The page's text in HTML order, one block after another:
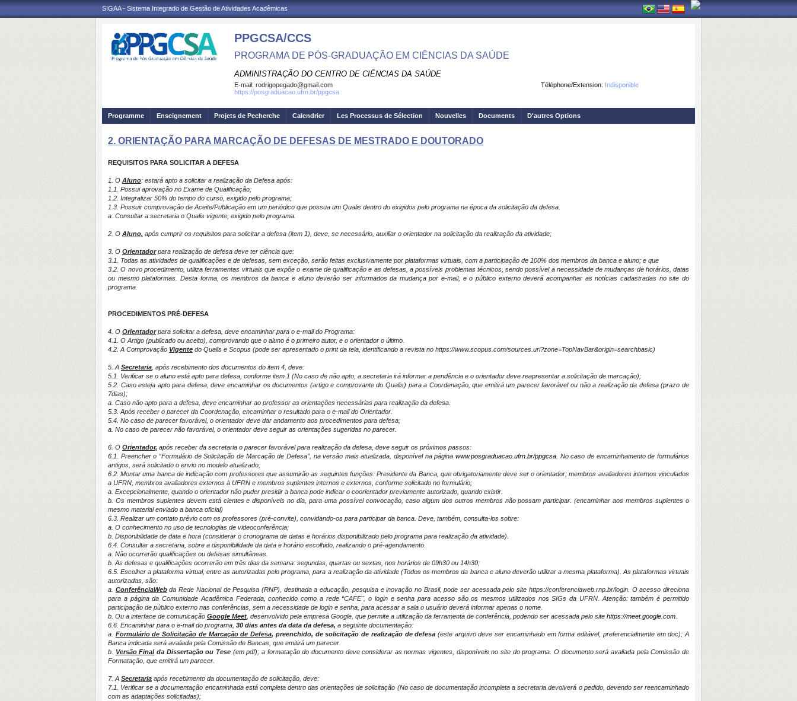
SIGAA - Sistema Integrado de Gestão de Atividades Acadêmicas
PPGCSA/CCS
PROGRAMA DE PÓS-GRADUAÇÃO EM CIÊNCIAS DA SAÚDE
ADMINISTRAÇÃO DO CENTRO DE CIÊNCIAS DA SAÚDE
Téléphone/Extension: Indisponible
E-mail: rodrigopegado@gmail.com
https://posgraduacao.ufrn.br/ppgcsa
Programme Enseignement Projets de Pecherche Calendrier Les Processus de Sélection Nouvelles Documents D'autres Options
2. ORIENTAÇÃO PARA MARCAÇÃO DE DEFESAS DE MESTRADO E DOUTORADO
REQUISITOS PARA SOLICITAR A DEFESA
1. O Aluno: estará apto a solicitar a realização da Defesa após:
1.1. Possui aprovação no Exame de Qualificação;
1.2. Integralizar 50% do tempo do curso, exigido pelo programa;
1.3. Possuir comprovação de Aceite/Publicação em um periódico que possua um Qualis dentro do exigidos pelo programa na época da solicitação da defesa.
a. Consultar a secretaria o Qualis vigente, exigido pelo programa.
2. O Aluno, após cumprir os requisitos para solicitar a defesa (item 1), deve, se necessário, auxiliar o orientador na solicitação da realização da atividade;
3. O Orientadorpara realização de defesa deve ter ciência que:
3.1. Todas as atividades de qualificações e de defesas, sem exceção, serão feitas exclusivamente por plataformas virtuais, com a participação de 100% dos membros da banca e aluno; e que
3.2. O novo procedimento, utiliza ferramentas virtuais que expõe o exame de qualificação e as defesas, a possíveis problemas técnicos, sendo possível a necessidade de mudanças de horários, datas
ou mesmo plataformas. Desta forma, os membros da banca e aluno deverão ser informados da mudança por e-mail, e o público externo deverá acompanhar as notícias cadastradas no site do
programa.
PROCEDIMENTOS PRÉ-DEFESA
4. O Orientadorpara solicitar a defesa, deve encaminhar para o e-mail do Programa:
4.1. O Artigo (publicado ou aceito), comprovando que o aluno é o primeiro autor, e o orientador o último.
4.2. A Comprovação Vigente do Qualis e Scopus (pode ser apresentado o print da tela, identificando a revista no https://www.scopus.com/sources.uri?zone=TopNavBar&origin=searchbasic)
5. A Secretaria , após recebimento dos documentos do item 4, deve:
5.1. Verificar se o aluno está apto para defesa, conforme item 1 (No caso de não apto, a secretaria irá informar a pendência e o orientador deve reapresentar a solicitação de marcação);
5.2. Caso esteja apto para defesa, deve encaminhar os documentos (artigo e comprovante do Qualis) para a Coordenação, que emitirá um parecer favorável ou não a realização da defesa (prazo de
7dias);
a. Caso não apto para a defesa, deve encaminhar ao professor as orientações necessárias para realização da defesa.
5.3. Após receber o parecer da Coordenação, encaminhar o resultado para o e-mail do Orientador.
5.4. No caso de parecer favorável, o orientador deve dar andamento aos procedimentos para defesa;
a. No caso de parecer não favorável, o orientador deve seguir as orientações sugeridas no parecer.
6. O Orientador, após receber da secretaria o parecer favorável para realização da defesa, deve seguir os próximos passos:
6.1. Preencher o “Formulário de Solicitação de Marcação de Defesa”, na versão mais atualizada, disponível na páginawww.posgraduacao.ufrn.br/ppgcsa . No caso de encaminhamento de formulários
antigos, será solicitado o envio no modelo atualizado;
6.2. Montar uma banca de indicação com professores que assumirão as seguintes funções: Presidente da Banca, que obrigatoriamente deve ser o orientador; membros avaliadores internos vinculados
a UFRN, membros avaliadores externos à UFRN e membros suplentes internos e externos, conforme solicitado no formulário;
a. Excepcionalmente, quando o orientador não puder presidir a banca pode indicar o coorientador previamente autorizado, quando existir.
b. Os membros suplentes devem está cientes e disponíveis no dia, para uma possível convocação, caso algum dos outros membros não possam participar. (encaminhar aos membros suplentes o
mesmo material enviado a banca oficial)
6.3. Realizar um contato prévio com os professores (pré-convite), convidando-os para participar da banca. Deve, também, consulta-los sobre:
a. O conhecimento no uso de tecnologias de videoconferência;
b. Disponibilidade de data e hora (considerar o cronograma de datas e horários disponibilizado pelo programa para realização da atividade).
6.4. Consultar a secretaria, sobre a disponibilidade da data e horário escolhido, realizando o pré-agendamento.
a. Não ocorrerão qualificações ou defesas simultâneas.
b. As defesas e qualificações ocorrerão em três dias da semana: segundas, quartas ou sextas, nos horários de 09h30 ou 14h30;
6.5. Escolher a plataforma virtual, entre as autorizadas pelo programa, para a realização da atividade (Todos os membros da banca e aluno deverão utilizar a mesma plataforma). As plataformas virtuais
autorizadas, são:
a. ConferênciaWebda Rede Nacional de Pesquisa (RNP), destinada a educação, pesquisa e inovação no Brasil, pode ser acessada pelo site https://conferenciaweb.rnp.br/login. O acesso direciona
para a página da Comunidade Acadêmica Federada, conhecido como a rede “CAFE", o login e senha para acesso são os mesmos utilizados nos SIGs da UFRN. Atenção: também é permitido
participação de público externo nas conferências, sem a necessidade de login e senha, para acessar a sala o usuário deverá informar apenas o nome.
b. Ou a interface de comunicação Google Meet , desenvolvido pela empresa Google, que permite a utilização da ferramenta de conferência, podendo ser acessada pelo site https://meet.google.com
6.6. Encaminhar para o e-mail do programa, 30 dias antes da data da defesa, a seguinte documentação:
a. Formulário de Solicitação de Marcação de Defesa, preenchido, de solicitação de realização de defesa (este arquivo deve ser encaminhado em forma editável, preferencialmente em doc); A
Banca indicada será avaliada pela Comissão de Bancas, que emitirá um parecer.
b.
Versão Finalda Dissertação ou Tese (em pdf); a formatação do documento deve considerar as normas vigentes, disponíveis no site do programa. O documento será avaliada pela Comissão de
Formatação, que emitirá um parecer.
7. A Secretaria após recebimento da documentação de solicitação, deve:
7.1. Verificar se a documentação encaminhada está completa dentro das orientações de solicitação (No caso de documentação incompleta a secretaria devolverá o pedido, devendo ser reencaminhado
com as adaptações solicitadas);